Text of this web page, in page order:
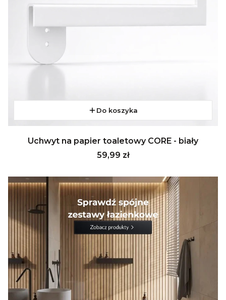
Do koszyka
Uchwyt na papier toaletowy CORE - biały
Cena
59,99 zł